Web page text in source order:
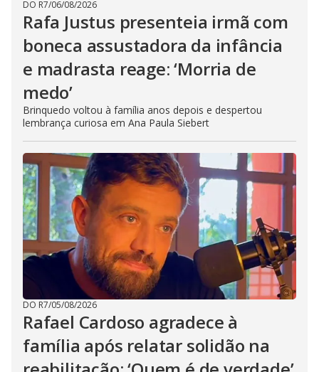
DO R7/06/08/2026
Rafa Justus presenteia irmã com
boneca assustadora da infância
e madrasta reage: ‘Morria de
medo’
Brinquedo voltou à família anos depois e despertou
lembrança curiosa em Ana Paula Siebert
DO R7/05/08/2026
Rafael Cardoso agradece à
família após relatar solidão na